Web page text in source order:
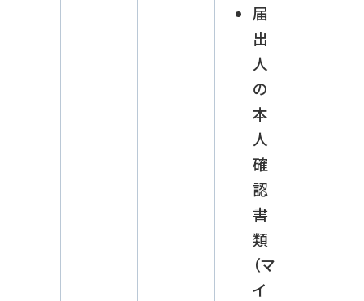
届
出
人
の
本
人
確
認
書
類
（マ
イ